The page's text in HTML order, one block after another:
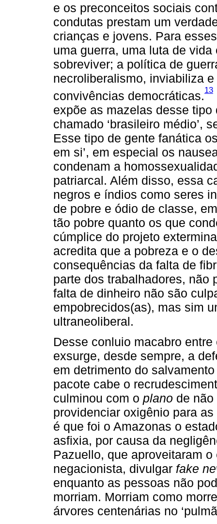
e os preconceitos sociais
condutas prestam um
crianças e jovens. Para
uma guerra, uma luta de
sobreviver; a política de
necroliberalismo, inviabiliza
convivências democráticas.13
expõe as mazelas desse
chamado ‘brasileiro médio’,
Esse tipo de gente fanática
em si’, em especial os
condenam a
patriarcal. Além disso, essa
negros e índios como seres
de pobre e ódio de classe,
tão pobre quanto os que
cúmplice do projeto
acredita que a pobreza e o
consequências da falta de
parte dos trabalhadores, não
falta de dinheiro não são
empobrecidos(as), mas sim
ultraneoliberal.
Desse conluio macabro
exsurge, desde sempre, a
em detrimento do
pacote cabe o
culminou com o plano de
providenciar oxigênio para
é que foi o Amazonas o
asfixia, por causa da
Pazuello, que aproveitaram
negacionista, divulgar fake
enquanto as pessoas não
morriam. Morriam como
árvores centenárias no